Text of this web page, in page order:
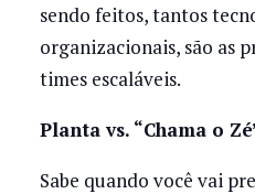
sendo feitos, tantos
organizacionais, são as
times escaláveis.
Planta vs. “Chama o
Sabe quando você vai